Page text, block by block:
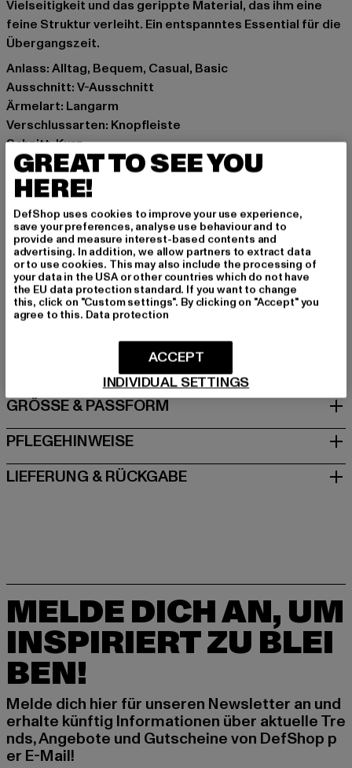
Vielseitigkeit und das gerippte Material, das ihm eine
feine Struktur verleiht. Ein entspanntes Essential für die
Übergangszeit.
Anlass: Alltag, Bequem, Casual, Basic
Ausschnitt: V-Ausschnitt
Ärmelart: Langarm
Verschlussarten: Knopfleiste
Schnitt: Kurz
Marke: Urban Classics
Kat.: Strickjacken
Farbe: violet
Hersteller Farbe: softlilac
Materialzusammensetzung: 97% Baumwolle, 3%
Elasthan
Art.Nr: TB4533-03251
Hersteller: TB International GmbH |
info@tbint.de
GRÖSSE & PASSFORM
PFLEGEHINWEISE
LIEFERUNG & RÜCKGABE
MELDE DICH AN, UM
INSPIRIERT ZU BLEI
BEN!
Melde dich hier für unseren Newsletter an und
erhalte künftig Informationen über aktuelle Tre
nds, Angebote und Gutscheine von DefShop p
er E-Mail!
GREAT TO SEE YOU
HERE!
DefShop uses cookies to improve your use experience,
save your preferences, analyse use behaviour and to
provide and measure interest-based contents and
advertising. In addition, we allow partners to extract data
or to use cookies. This may also include the processing of
your data in the USA or other countries which do not have
the EU data protection standard. If you want to change
this, click on "Custom settings". By clicking on "Accept" you
agree to this. Data protection
INDIVIDUAL SETTINGS
ACCEPT